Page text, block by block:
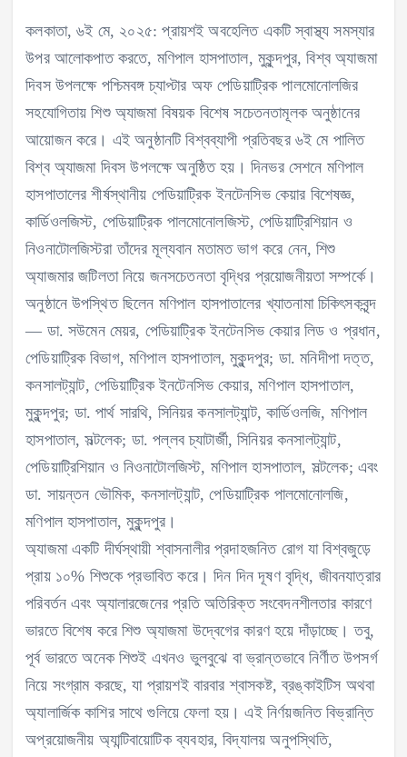
কলকাতা, ৬ই মে, ২০২৫: প্রায়শই অবহেলিত একটি স্বাস্থ্য সমস্যার
উপর আলোকপাত করতে, মণিপাল হাসপাতাল, মুকুন্দপুর, বিশ্ব অ্যাজমা
দিবস উপলক্ষে পশ্চিমবঙ্গ চ্যাপ্টার অফ পেডিয়াট্রিক পালমোনোলজির
সহযোগিতায় শিশু অ্যাজমা বিষয়ক বিশেষ সচেতনতামূলক অনুষ্ঠানের
আয়োজন করে। এই অনুষ্ঠানটি বিশ্বব্যাপী প্রতিবছর ৬ই মে পালিত
বিশ্ব অ্যাজমা দিবস উপলক্ষে অনুষ্ঠিত হয়। দিনভর সেশনে মণিপাল
হাসপাতালের শীর্ষস্থানীয় পেডিয়াট্রিক ইনটেনসিভ কেয়ার বিশেষজ্ঞ,
কার্ডিওলজিস্ট, পেডিয়াট্রিক পালমোনোলজিস্ট, পেডিয়াট্রিশিয়ান ও
নিওনাটোলজিস্টরা তাঁদের মূল্যবান মতামত ভাগ করে নেন, শিশু
অ্যাজমার জটিলতা নিয়ে জনসচেতনতা বৃদ্ধির প্রয়োজনীয়তা সম্পর্কে।
অনুষ্ঠানে উপস্থিত ছিলেন মণিপাল হাসপাতালের খ্যাতনামা চিকিৎসকবৃন্দ
— ডা. সউমেন মেয়র, পেডিয়াট্রিক ইনটেনসিভ কেয়ার লিড ও প্রধান,
পেডিয়াট্রিক বিভাগ, মণিপাল হাসপাতাল, মুকুন্দপুর; ডা. মনিদীপা দত্ত,
কনসালট্যান্ট, পেডিয়াট্রিক ইনটেনসিভ কেয়ার, মণিপাল হাসপাতাল,
মুকুন্দপুর; ডা. পার্থ সারথি, সিনিয়র কনসালট্যান্ট, কার্ডিওলজি, মণিপাল
হাসপাতাল, সল্টলেক; ডা. পল্লব চ্যাটার্জী, সিনিয়র কনসালট্যান্ট,
পেডিয়াট্রিশিয়ান ও নিওনাটোলজিস্ট, মণিপাল হাসপাতাল, সল্টলেক; এবং
ডা. সায়ন্তন ভৌমিক, কনসালট্যান্ট, পেডিয়াট্রিক পালমোনোলজি,
মণিপাল হাসপাতাল, মুকুন্দপুর।
অ্যাজমা একটি দীর্ঘস্থায়ী শ্বাসনালীর প্রদাহজনিত রোগ যা বিশ্বজুড়ে
প্রায় ১০% শিশুকে প্রভাবিত করে। দিন দিন দূষণ বৃদ্ধি, জীবনযাত্রার
পরিবর্তন এবং অ্যালারজেনের প্রতি অতিরিক্ত সংবেদনশীলতার কারণে
ভারতে বিশেষ করে শিশু অ্যাজমা উদ্বেগের কারণ হয়ে দাঁড়াচ্ছে। তবু,
পূর্ব ভারতে অনেক শিশুই এখনও ভুলবুঝে বা ভ্রান্তভাবে নির্ণীত উপসর্গ
নিয়ে সংগ্রাম করছে, যা প্রায়শই বারবার শ্বাসকষ্ট, ব্রঙ্কাইটিস অথবা
অ্যালার্জিক কাশির সাথে গুলিয়ে ফেলা হয়। এই নির্ণয়জনিত বিভ্রান্তি
অপ্রয়োজনীয় অ্যান্টিবায়োটিক ব্যবহার, বিদ্যালয় অনুপস্থিতি,